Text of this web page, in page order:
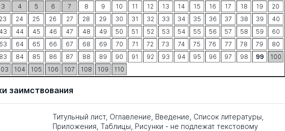
3 4 5 6 7 8 9 10 11 12 13 14 15 16 17 18 19
20
23 24 25 26 27 28 29 30 31 32 33 34 35 36 37 38 39
40
43 44 45 46 47 48 49 50 51 52 53 54 55 56 57 58 59
60
63 64 65 66 67 68 69 70 71 72 73 74 75 76 77 78 79
80
83 84 85 86 87 88 89 90 91 92 93 94 95 96 97 98 99
100
104 105 106 107 108 109 110
заимствования
Титульный лист, Оглавление, Введение, Список литературы,
Приложения, Таблицы, Рисунки - не подлежат текстовому